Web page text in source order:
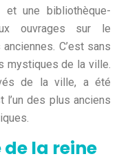
une bibliothèque-
ouvrages sur le
C’est sans
mystiques de la ville.
de la ville, a été
l’un des plus anciens
la reine